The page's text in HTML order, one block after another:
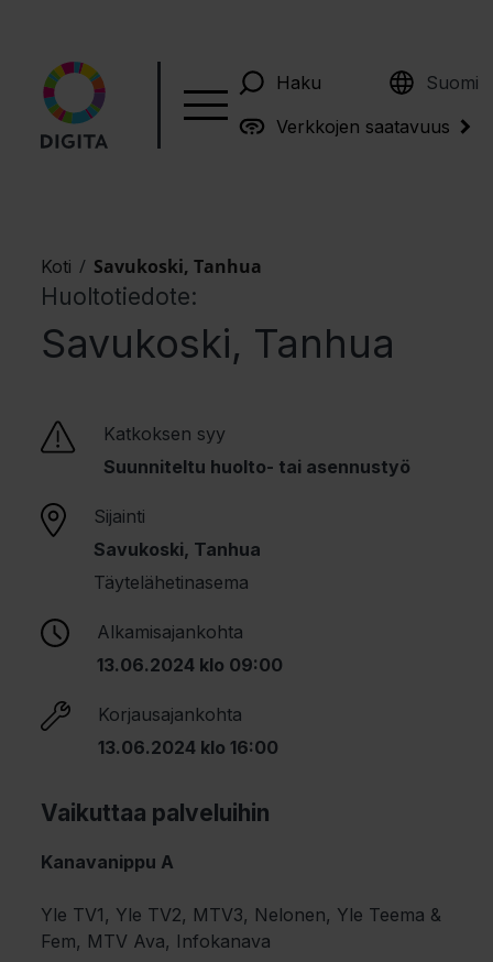
Haku Suomi
English
Verkkojen saatavuus
Koti / Savukoski, Tanhua
Huoltotiedote:
Savukoski, Tanhua
Katkoksen syy
Suunniteltu huolto- tai asennustyö
Sijainti
Savukoski, Tanhua
Täytelähetinasema
Alkamisajankohta
13.06.2024 klo 09:00
Korjausajankohta
13.06.2024 klo 16:00
Vaikuttaa palveluihin
Kanavanippu A
Yle TV1, Yle TV2, MTV3, Nelonen, Yle Teema &
Fem, MTV Ava, Infokanava